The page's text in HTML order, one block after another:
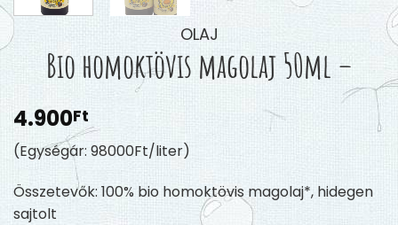
OLAJ
Bio homoktövis magolaj 50ml –
4.900Ft
(Egységár: 98000Ft/liter)
Összetevők: 100% bio homoktövis magolaj*, hidegen
sajtolt